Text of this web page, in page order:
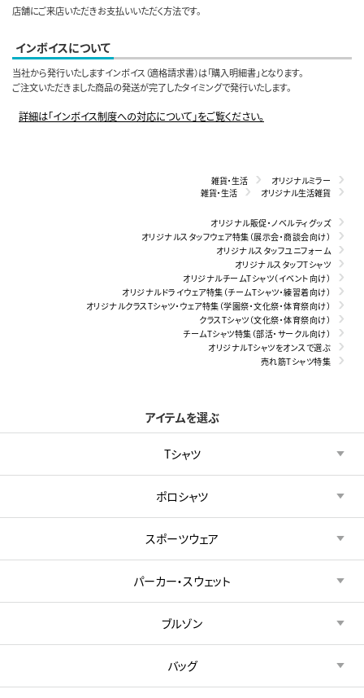
店舗にご来店いただきお支払いいただく方法です。
インボイスについて
当社から発行いたしますインボイス（適格請求書）は「購入明細書」となります。
ご注文いただきました商品の発送が完了したタイミングで発行いたします。
詳細は「インボイス制度への対応について」をご覧ください。
雑貨・生活
オリジナルミラー
雑貨・生活
オリジナル生活雑貨
オリジナル販促・ノベルティグッズ
オリジナルスタッフウェア特集（展示会・商談会向け）
オリジナルスタッフユニフォーム
オリジナルスタッフTシャツ
オリジナルチームTシャツ（イベント向け）
オリジナルドライウェア特集（チームTシャツ・練習着向け）
オリジナルクラスTシャツ・ウェア特集（学園祭・文化祭・体育祭向け）
クラスTシャツ（文化祭・体育祭向け）
チームTシャツ特集（部活・サークル向け）
オリジナルTシャツをオンスで選ぶ
売れ筋Tシャツ特集
アイテムを選ぶ
Tシャツ
ポロシャツ
スポーツウェア
パーカー・スウェット
ブルゾン
バッグ